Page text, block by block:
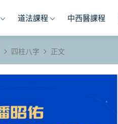
道法課程 中西醫課程
四柱八字 正文